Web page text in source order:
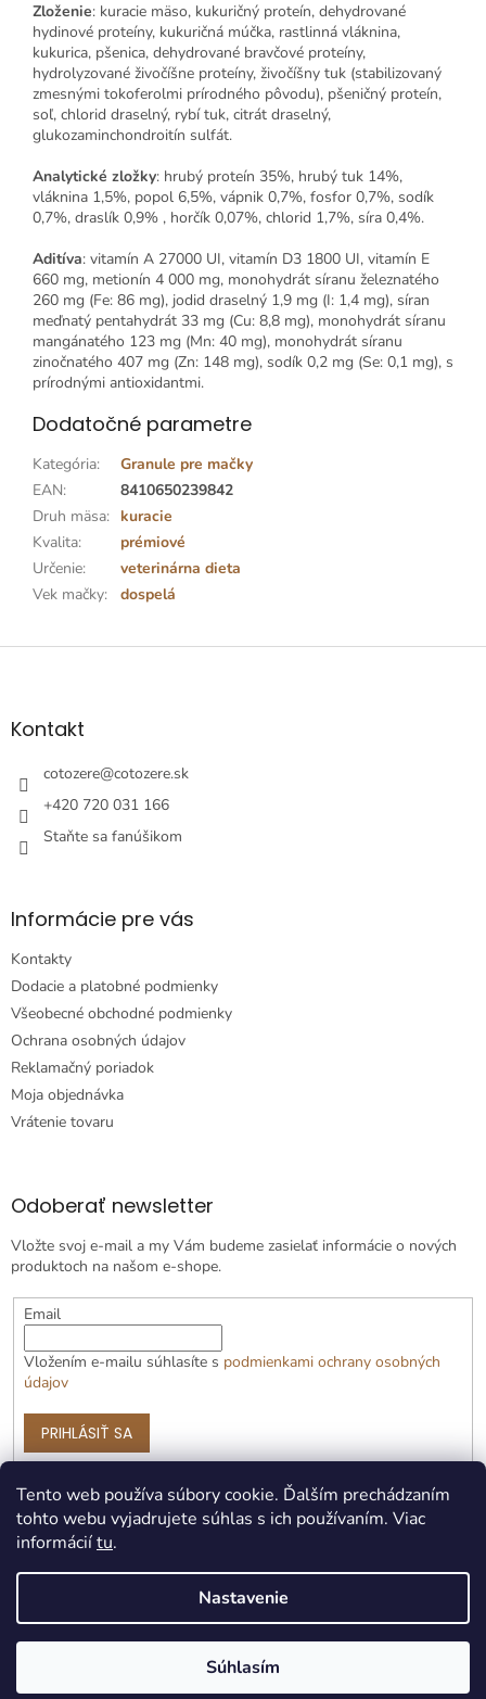
Tento web používa súbory cookie. Ďalším prechádzaním
tohto webu vyjadrujete súhlas s ich používaním. Viac
informáciítu.
Nastavenie
Súhlasím
Zloženie: kuracie mäso, kukuričný proteín, dehydrované
hydinové proteíny, kukuričná múčka, rastlinná vláknina,
kukurica, pšenica, dehydrované bravčové proteíny,
hydrolyzované živočíšne proteíny, živočíšny tuk (stabilizovaný
zmesnými tokoferolmi prírodného pôvodu), pšeničný proteín,
soľ, chlorid draselný, rybí tuk, citrát draselný,
glukozaminchondroitín sulfát.
Analytické zložky: hrubý proteín 35%, hrubý tuk 14%,
vláknina 1,5%, popol 6,5%, vápnik 0,7%, fosfor 0,7%, sodík
0,7%, draslík 0,9% , horčík 0,07%, chlorid 1,7%, síra 0,4%.
Aditíva: vitamín A 27000 UI, vitamín D3 1800 UI, vitamín E
660 mg, metionín 4 000 mg, monohydrát síranu železnatého
260 mg (Fe: 86 mg), jodid draselný 1,9 mg (I: 1,4 mg), síran
meďnatý pentahydrát 33 mg (Cu: 8,8 mg), monohydrát síranu
mangánatého 123 mg (Mn: 40 mg), monohydrát síranu
zinočnatého 407 mg (Zn: 148 mg), sodík 0,2 mg (Se: 0,1 mg), s
prírodnými antioxidantmi.
Dodatočné parametre
Kategória:
Granule pre mačky
EAN:
8410650239842
Druh mäsa: kuracie
Kvalita:
prémiové
Určenie:
veterinárna dieta
Vek mačky: dospelá
Z
äKontakt
cotozere@cotozere.sk
+420 720 031 166
Staňte sa fanúšikom
Informácie pre vás
Kontakty
Dodacie a platobné podmienky
Všeobecné obchodné podmienky
Ochrana osobných údajov
Reklamačný poriadok
Moja objednávka
Vrátenie tovaru
Odoberať newsletter
Vložte svoj e-mail a my Vám budeme zasielať informácie o nových
produktoch na našom e-shope.
Email
Vložením e-mailu súhlasíte s podmienkami ochrany osobných
údajov
PRIHLÁSIŤ SA
Vytvoril Shoptet Premium
Čotožere.sk. Všetky práva vyhradené.